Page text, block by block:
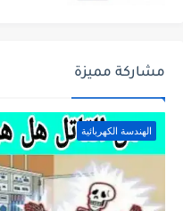
مشاركة مميزة
الهندسة الكهربائية